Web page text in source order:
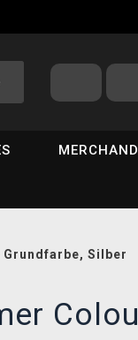
Silber